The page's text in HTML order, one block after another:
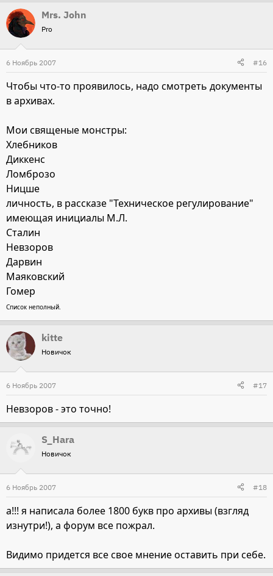
Mrs. John
Pro
6 Ноябрь 2007 #16
Чтобы что-то проявилось, надо смотреть документы
в архивах.
Мои священые монстры:
Хлебников
Диккенс
Ломброзо
Ницше
личность, в рассказе "Техническое регулирование"
имеющая инициалы М.Л.
Сталин
Невзоров
Дарвин
Маяковский
Гомер
Список неполный.
kitte
Новичок
6 Ноябрь 2007 #17
Невзоров - это точно!
S_Hara
Новичок
6 Ноябрь 2007 #18
а!!! я написала более 1800 букв про архивы (взгляд
изнутри!), а форум все пожрал.
Видимо придется все свое мнение оставить при себе.